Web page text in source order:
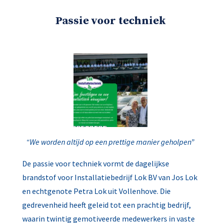
Passie voor techniek
“We worden altijd op een prettige manier geholpen”
De passie voor techniek vormt de dagelijkse
brandstof voor Installatiebedrijf Lok BV van Jos Lok
en echtgenote Petra Lok uit Vollenhove. Die
gedrevenheid heeft geleid tot een prachtig bedrijf,
waarin twintig gemotiveerde medewerkers in vaste